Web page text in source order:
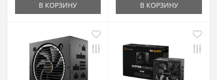
В КОРЗИНУ В КОРЗИНУ